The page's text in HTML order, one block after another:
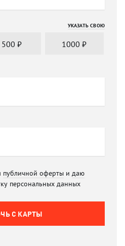
500 ₽ 1000₽
УКАЗАТЬ СВОЮ
публичной оферты и даю
персональных данных
C КАРТЫ